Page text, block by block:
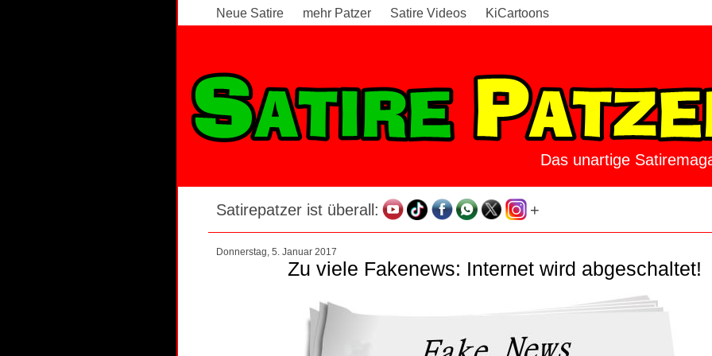
Neue Satire mehr Patzer Satire Videos KiCartoons
Das unartige
Satirepatzer ist überall: +
Donnerstag, 5. Januar 2017
Zu viele Fakenews: Internet wird abgeschaltet!